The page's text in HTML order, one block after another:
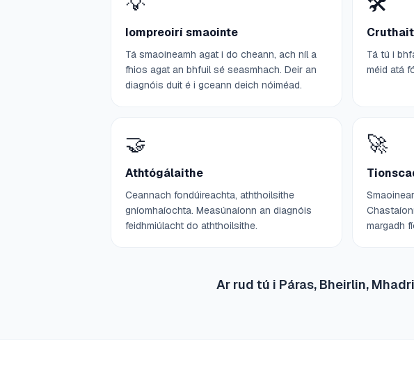
Iompreoirí smaointe
Tá smaoineamh agat i do cheann, ach níl a
fhios agat an bhfuil sé seasmhach. Deir an
diagnóis duit é i gceann deich nóiméad.
Tá tú i
méid atá
🤝
Athtógálaithe
Ceannach fondúireachta, aththoilsithe
gníomhaíochta. Measúnaíonn an diagnóis
feidhmiúlacht do aththoilsithe.
🚀
margadh
Ar rud tú i Páras, Bheirlin,